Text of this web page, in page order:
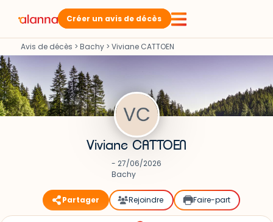
Créer un avis de décès
Avis de décès > Bachy > Viviane CATTOEN
Viviane CATTOEN
- 27/06/2026
Bachy
Partager Rejoindre Faire-part